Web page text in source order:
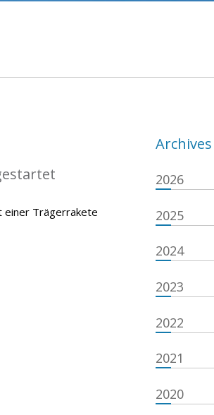
einer Trägerrakete
Archives
2026
2025
2024
2023
2022
2021
2020